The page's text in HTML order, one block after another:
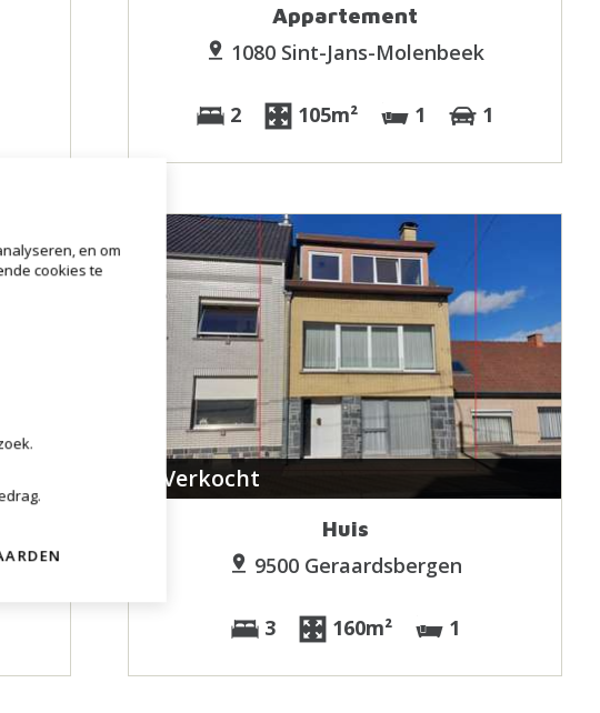
Appartement
1080 Sint-Jans-Molenbeek
2 105m² 1 1
Verkocht
Huis
9500 Geraardsbergen
3 160m² 1
en om
cookies te